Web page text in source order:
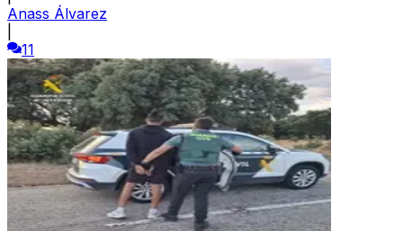
Anass Álvarez
11